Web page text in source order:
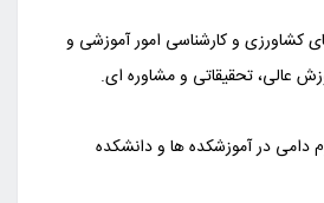
کشاورزی و کارشناسی امور آموزشی و
عالی، تحقیقاتی و مشاوره ای.
دامی در آموزشکده ها و دانشکده